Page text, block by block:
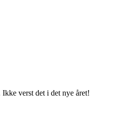
verst det i det nye året!